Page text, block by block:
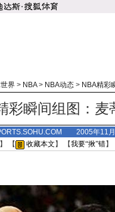
界 > NBA> NBA动态 > NBA精彩
彩瞬间组图：
2005年11
】 【 收藏本文 】 【我要“揪”错】